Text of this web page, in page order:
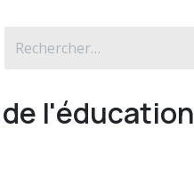
l'éducation